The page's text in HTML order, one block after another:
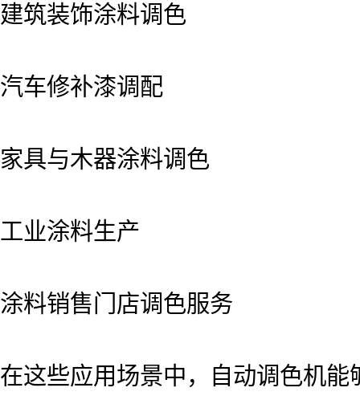
建筑装饰涂料调色
汽车修补漆调配
家具与木器涂料调色
工业涂料生产
涂料销售门店调色服务
在这些应用场景中，自动调色机